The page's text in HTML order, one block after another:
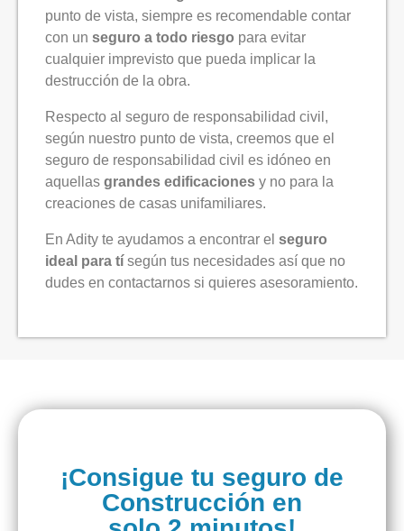
punto de vista, siempre es recomendable contar
con un seguro a todo riesgo para evitar
cualquier imprevisto que pueda implicar la
destrucción de la obra.
Respecto al seguro de responsabilidad civil,
según nuestro punto de vista, creemos que el
seguro de responsabilidad civil es idóneo en
aquellas grandes edificaciones y no para la
creaciones de casas unifamiliares.
En Adity te ayudamos a encontrar el seguro
ideal para tí según tus necesidades así que no
dudes en contactarnos si quieres asesoramiento.
¡Consigue tu seguro de
Construcción en